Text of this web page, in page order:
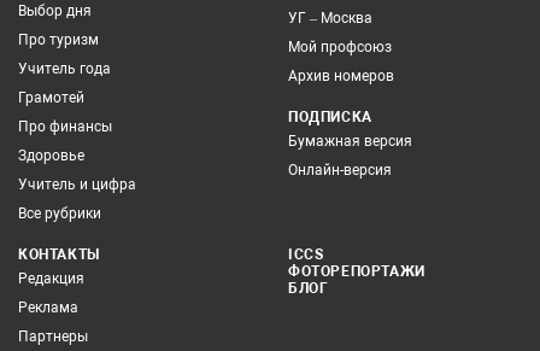
Выбор дня
Про туризм
Учитель года
Грамотей
Про финансы
Здоровье
Учитель и цифра
Все рубрики
УГ – Москва
Мой профсоюз
Архив номеров
ПОДПИСКА
Бумажная версия
Онлайн-версия
КОНТАКТЫ
Редакция
Реклама
Партнеры
ICCS
ФОТОРЕПОРТАЖИ
БЛОГ